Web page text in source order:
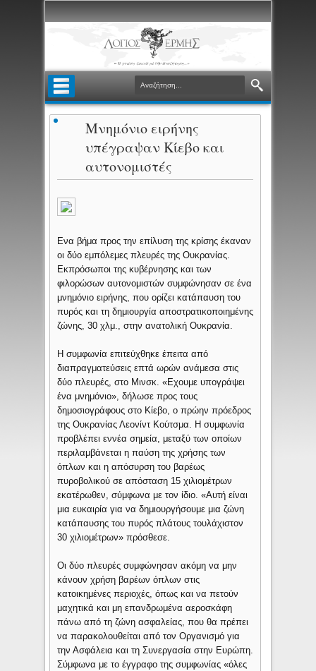
Μνημόνιο ειρήνης
υπέγραψαν Κίεβο και
αυτονομιστές
Ενα βήμα προς την επίλυση της κρίσης έκαναν
οι δύο εμπόλεμες πλευρές της Ουκρανίας.
Εκπρόσωποι της κυβέρνησης και των
φιλορώσων αυτονομιστών συμφώνησαν σε ένα
μνημόνιο ειρήνης, που ορίζει κατάπαυση του
πυρός και τη δημιουργία αποστρατικοποιημένης
ζώνης, 30 χλμ., στην ανατολική Ουκρανία.
Η συμφωνία επιτεύχθηκε έπειτα από
διαπραγματεύσεις επτά ωρών ανάμεσα στις
δύο πλευρές, στο Μινσκ. «Εχουμε υπογράψει
ένα μνημόνιο», δήλωσε προς τους
δημοσιογράφους στο Κίεβο, ο πρώην πρόεδρος
της Ουκρανίας Λεονίντ Κούτσμα. Η συμφωνία
προβλέπει εννέα σημεία, μεταξύ των οποίων
περιλαμβάνεται η παύση της χρήσης των
όπλων και η απόσυρση του βαρέως
πυροβολικού σε απόσταση 15 χιλιομέτρων
εκατέρωθεν, σύμφωνα με τον ίδιο. «Αυτή είναι
μια ευκαιρία για να δημιουργήσουμε μια ζώνη
κατάπαυσης του πυρός πλάτους τουλάχιστον
30 χιλιομέτρων» πρόσθεσε.
Οι δύο πλευρές συμφώνησαν ακόμη να μην
κάνουν χρήση βαρέων όπλων στις
κατοικημένες περιοχές, όπως και να πετούν
μαχητικά και μη επανδρωμένα αεροσκάφη
πάνω από τη ζώνη ασφαλείας, που θα πρέπει
να παρακολουθείται από τον Οργανισμό για
την Ασφάλεια και τη Συνεργασία στην Ευρώπη.
Σύμφωνα με το έγγραφο της συμφωνίας «όλες